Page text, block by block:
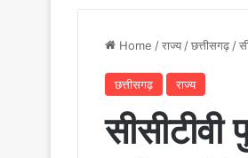
Home /राज्य/छत्तीसगढ़/
छत्तीसगढ़ राज्य